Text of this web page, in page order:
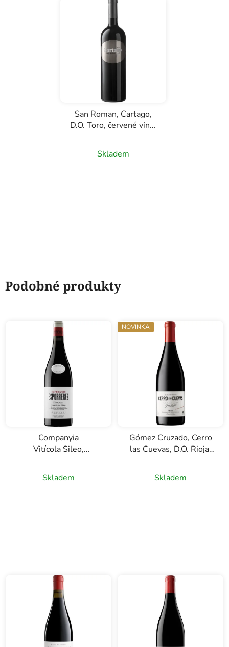
San Roman, Cartago,
D.O. Toro, červené víno,
Skladem
Podobné produkty
Companyia
Vitícola Sileo,
Montsant, červené víno,
0,75l
Skladem
NOVINKA
Gómez Cruzado, Cerro
las Cuevas, D.O. Rioja,
Skladem